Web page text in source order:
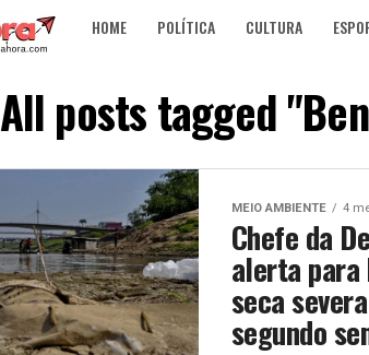
HOME POLÍTICA CULTURA
All posts tagged
MEIO AMBIENTE 4
Chefe da
alerta para
seca
segundo